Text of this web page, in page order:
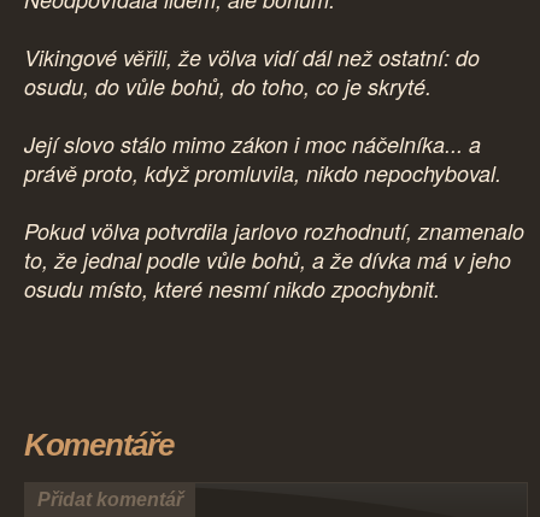
Vikingové věřili, že völva vidí dál než ostatní: do
osudu, do vůle bohů, do toho, co je skryté.
Její slovo stálo mimo zákon i moc náčelníka... a
právě proto, když promluvila, nikdo nepochyboval.
Pokud völva potvrdila jarlovo rozhodnutí, znamenalo
to, že jednal podle vůle bohů, a že dívka má v jeho
osudu místo, které nesmí nikdo zpochybnit.
Komentáře
Přidat komentář